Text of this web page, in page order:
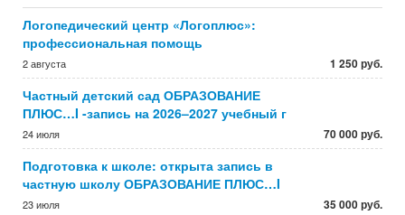
Логопедический центр «Логоплюс»:
профессиональная помощь
2 августа 1 250 руб.
Частный детский сад ОБРАЗОВАНИЕ
ПЛЮС…I -запись на 2026–2027 учебный г
24 июля 70 000 руб.
Подготовка к школе: открыта запись в
частную школу ОБРАЗОВАНИЕ ПЛЮС…I
23 июля 35 000 руб.